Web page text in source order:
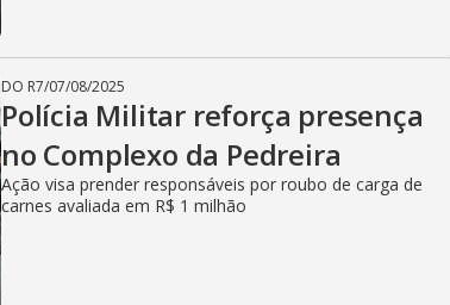
DO R7/07/08/2025
Polícia Militar reforça presença
no Complexo da Pedreira
Ação visa prender responsáveis por roubo de carga de
carnes avaliada em R$ 1 milhão